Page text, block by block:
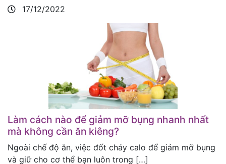
17/12/2022
Làm cách nào để giảm mỡ bụng nhanh nhất
mà không cần ăn kiêng?
Ngoài chế độ ăn, việc đốt cháy calo để giảm mỡ bụng
và giữ cho cơ thể bạn luôn trong […]